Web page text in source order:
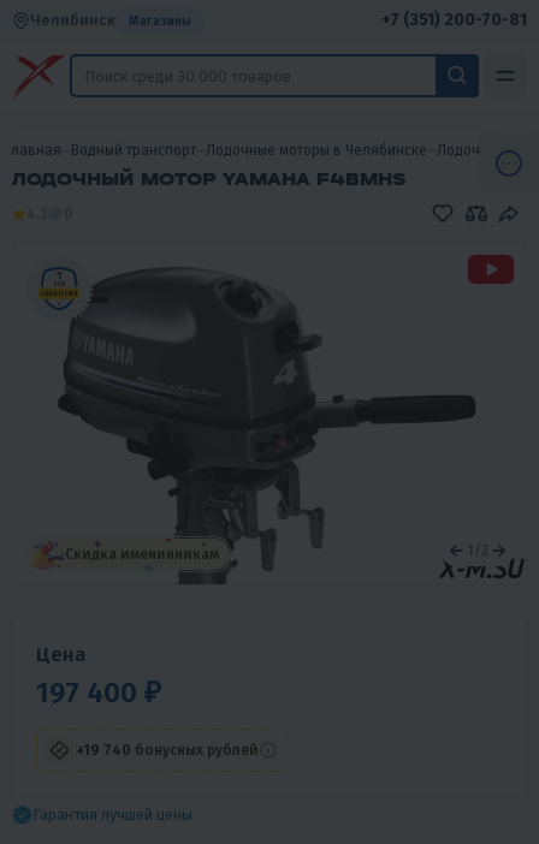
Челябинск Магазины +7 (351) 200-70-81
Главная Водный транспорт Лодочные моторы в Челябинске Лодочные
ЛОДОЧНЫЙ МОТОР YAMAHA F4BMHS
Скидка именинникам / 2
Гарантия лучшей цены
Цена
197 400 ₽
+19 740 бонусных рублей